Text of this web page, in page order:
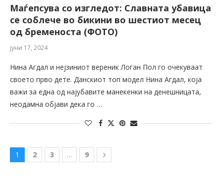
Маѓепсува со изгледот: Славната убавица
се соблече во бикини во шестиот месец
од бременоста (ФОТО)
јуни 17, 2024
Нина Агдал и нејзиниот вереник Логан Пол го очекуваат
своето прво дете. Данскиот топ модел Нина Агдал, која
важи за една од најубавите манекенки на денешницата,
неодамна објави дека го …
1 2 3 … 9